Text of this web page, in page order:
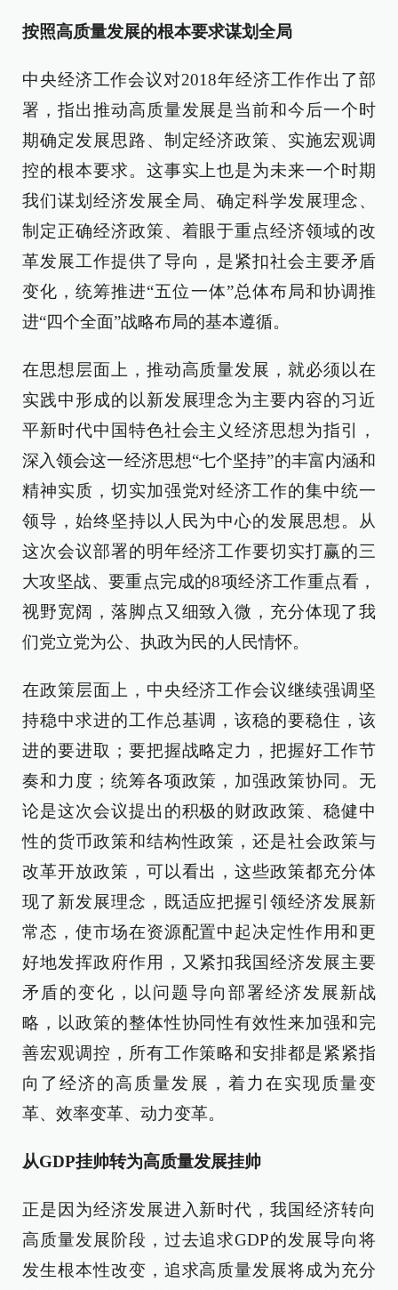
按照高质量发展的根本要求谋划全局
中央经济工作会议对2018年经济工作作出了部
署，指出推动高质量发展是当前和今后一个时
期确定发展思路、制定经济政策、实施宏观调
控的根本要求。这事实上也是为未来一个时期
我们谋划经济发展全局、确定科学发展理念、
制定正确经济政策、着眼于重点经济领域的改
革发展工作提供了导向，是紧扣社会主要矛盾
变化，统筹推进“五位一体”总体布局和协调推
进“四个全面”战略布局的基本遵循。
在思想层面上，推动高质量发展，就必须以在
实践中形成的以新发展理念为主要内容的习近
平新时代中国特色社会主义经济思想为指引，
深入领会这一经济思想“七个坚持”的丰富内涵和
精神实质，切实加强党对经济工作的集中统一
领导，始终坚持以人民为中心的发展思想。从
这次会议部署的明年经济工作要切实打赢的三
大攻坚战、要重点完成的8项经济工作重点看，
视野宽阔，落脚点又细致入微，充分体现了我
们党立党为公、执政为民的人民情怀。
在政策层面上，中央经济工作会议继续强调坚
持稳中求进的工作总基调，该稳的要稳住，该
进的要进取；要把握战略定力，把握好工作节
奏和力度；统筹各项政策，加强政策协同。无
论是这次会议提出的积极的财政政策、稳健中
性的货币政策和结构性政策，还是社会政策与
改革开放政策，可以看出，这些政策都充分体
现了新发展理念，既适应把握引领经济发展新
常态，使市场在资源配置中起决定性作用和更
好地发挥政府作用，又紧扣我国经济发展主要
矛盾的变化，以问题导向部署经济发展新战
略，以政策的整体性协同性有效性来加强和完
善宏观调控，所有工作策略和安排都是紧紧指
向了经济的高质量发展，着力在实现质量变
革、效率变革、动力变革。
从GDP挂帅转为高质量发展挂帅
正是因为经济发展进入新时代，我国经济转向
高质量发展阶段，过去追求GDP的发展导向将
发生根本性改变，追求高质量发展将成为充分